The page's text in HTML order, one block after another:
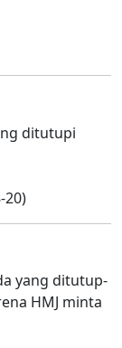
ditutupi
20)
yang ditutup-
HMJ minta